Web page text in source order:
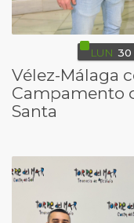
LUN 30
Vélez-Málaga
Campamento
Santa